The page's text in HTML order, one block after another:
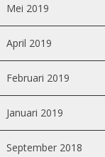
Mei 2019
April 2019
Februari 2019
Januari 2019
September 2018